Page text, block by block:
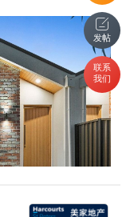
发帖
联系
我们